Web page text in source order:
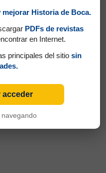
mejorar Historia de Boca.
PDFs de revistas
en Internet.
principales del sitio sin
acceder